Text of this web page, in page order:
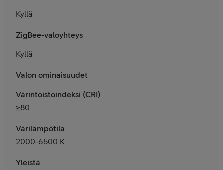
Kyllä
ZigBee-valoyhteys
Kyllä
Valon ominaisuudet
Värintoistoindeksi (CRI)
≥80
Värilämpötila
2000-6500 K
Yleistä